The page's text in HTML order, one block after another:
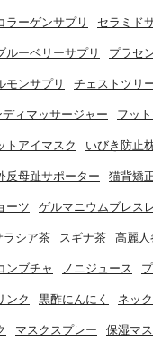
ラーゲンサプリ セラミド
ルーベリーサプリ プラセ
モンサプリ チェストツリ
ディマッサージャー フッ
トアイマスク いびき防止
反母趾サポーター 猫背矯
ーツ ゲルマニウムブレス
ラシア茶 スギナ茶 高麗人
ンブチャ ノニジュース
ンク 黒酢にんにく ネッ
マスクスプレー 保湿マ